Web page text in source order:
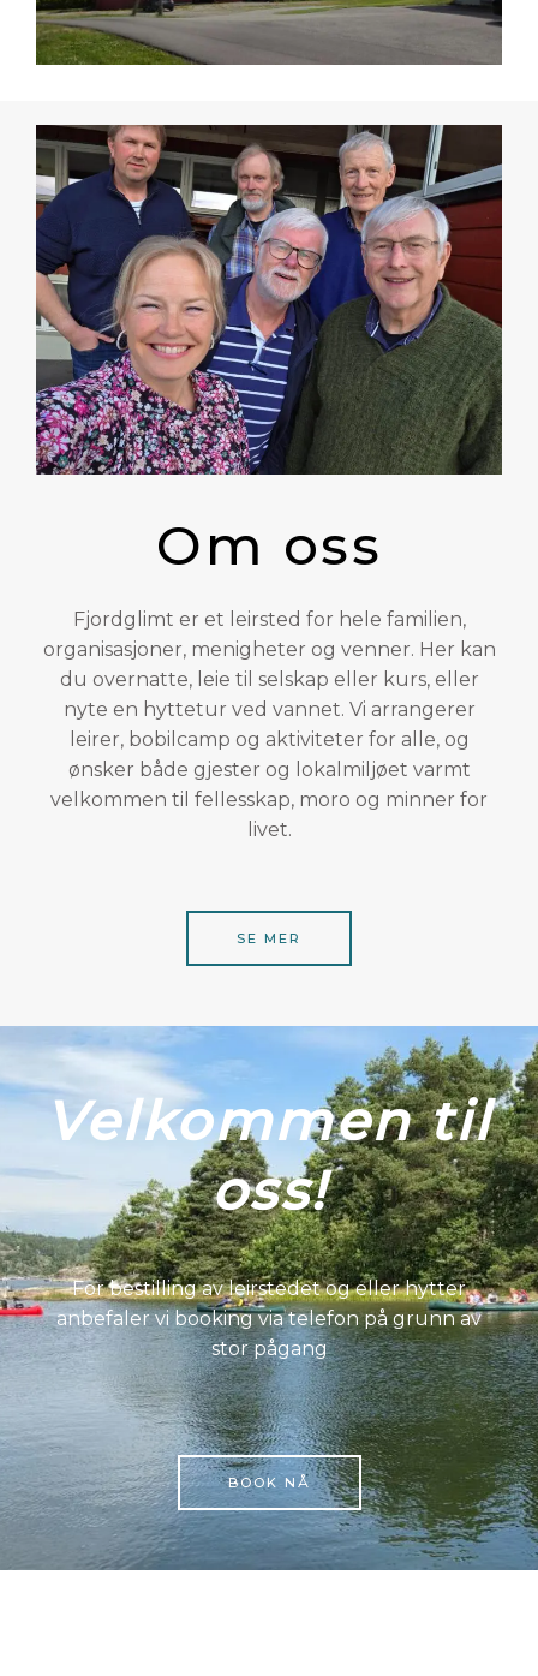
Om oss
Fjordglimt er et leirsted for hele familien,
organisasjoner, menigheter og venner. Her kan
du overnatte, leie til selskap eller kurs, eller
nyte en hyttetur ved vannet. Vi arrangerer
leirer, bobilcamp og aktiviteter for alle, og
ønsker både gjester og lokalmiljøet varmt
velkommen til fellesskap, moro og minner for
livet.
SE MER
Velkommen til
oss!
For bestilling av leirstedet og eller hytter
anbefaler vi booking via telefon på grunn av
stor pågang
BOOK NÅ